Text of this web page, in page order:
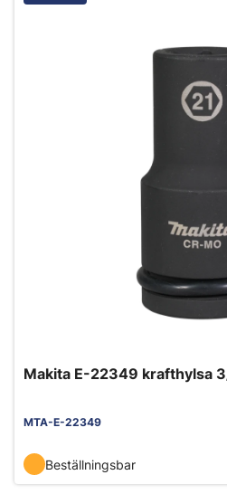
Makita E-22349 krafthylsa
MTA-E-22349
Beställningsbar